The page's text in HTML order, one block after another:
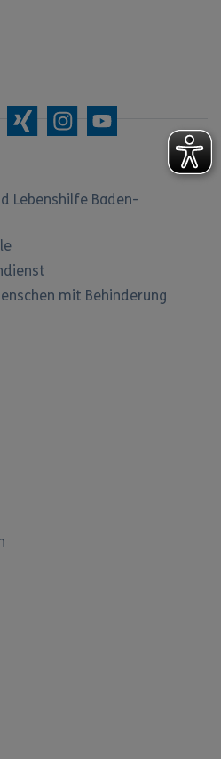
Lebenshilfe Baden-
mit Behinderung